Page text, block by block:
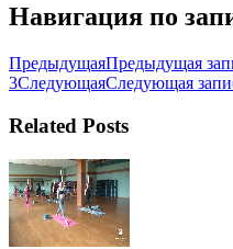
Навигация по
ПредыдущаяПредыдущая
3СледующаяСледующая
Related Posts